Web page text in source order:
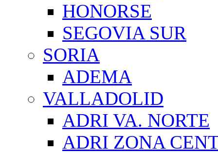
HONORSE
SEGOVIA SUR
SORIA
ADEMA
VALLADOLID
ADRI VA. NORTE
ADRI ZONA